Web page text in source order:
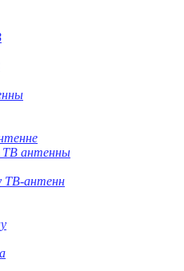
ТВ антенны
ТВ-антенн